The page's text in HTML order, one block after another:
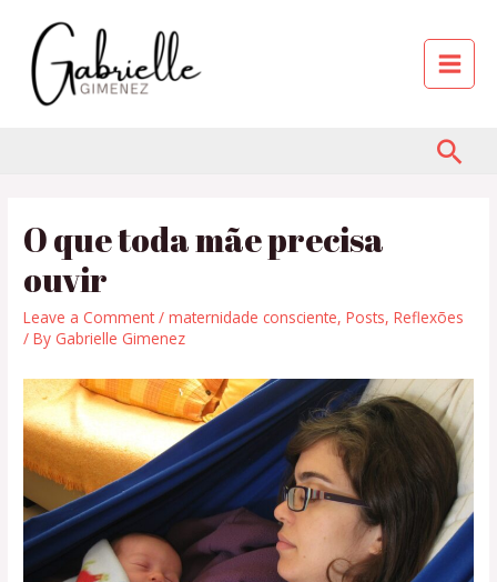
O que toda mãe precisa
ouvir
Leave a Comment /maternidade consciente,Posts,Reflexões
/ By Gabrielle Gimenez